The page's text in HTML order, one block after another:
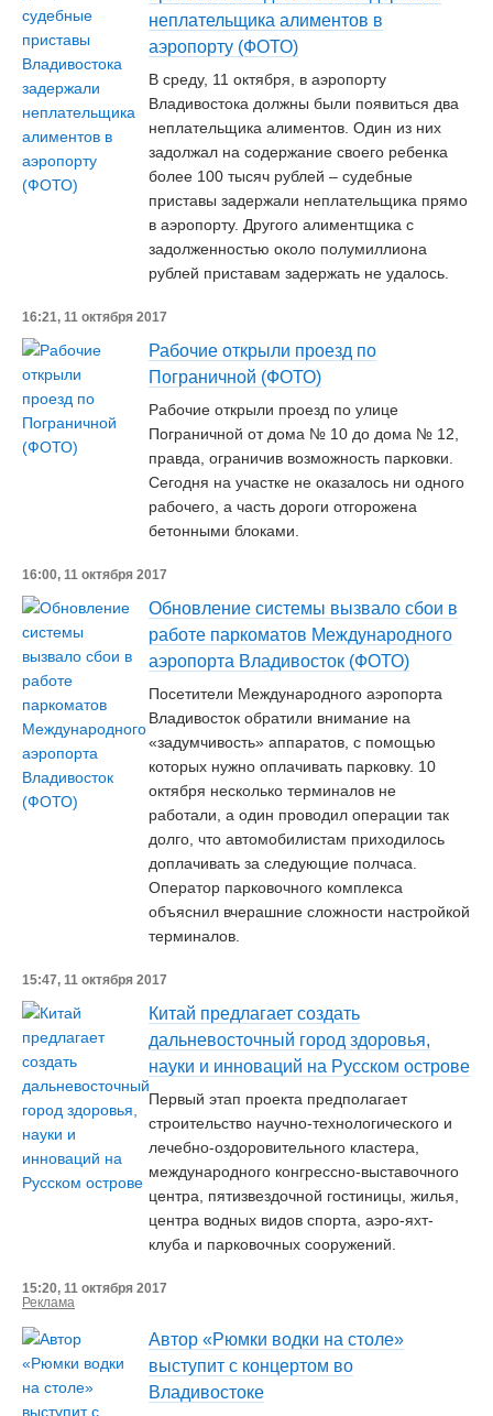
неплательщика алиментов в
аэропорту (ФОТО)
В среду, 11 октября, в аэропорту
Владивостока должны были появиться два
неплательщика алиментов. Один из них
задолжал на содержание своего ребенка
более 100 тысяч рублей – судебные
приставы задержали неплательщика прямо
в аэропорту. Другого алиментщика с
задолженностью около полумиллиона
рублей приставам задержать не удалось.
16:21, 11 октября 2017
Рабочие открыли проезд по
Пограничной (ФОТО)
Рабочие открыли проезд по улице
Пограничной от дома № 10 до дома № 12,
правда, ограничив возможность парковки.
Сегодня на участке не оказалось ни одного
рабочего, а часть дороги отгорожена
бетонными блоками.
16:00, 11 октября 2017
Обновление системы вызвало сбои в
работе паркоматов Международного
аэропорта Владивосток (ФОТО)
Посетители Международного аэропорта
Владивосток обратили внимание на
«задумчивость» аппаратов, с помощью
которых нужно оплачивать парковку. 10
октября несколько терминалов не
работали, а один проводил операции так
долго, что автомобилистам приходилось
доплачивать за следующие полчаса.
Оператор парковочного комплекса
объяснил вчерашние сложности настройкой
терминалов.
15:47, 11 октября 2017
Китай предлагает создать
дальневосточный город здоровья,
науки и инноваций на Русском острове
Первый этап проекта предполагает
строительство научно-технологического и
лечебно-оздоровительного кластера,
международного конгрессно-выставочного
центра, пятизвездочной гостиницы, жилья,
центра водных видов спорта, аэро-яхт-
клуба и парковочных сооружений.
15:20, 11 октября 2017
Реклама
Автор «Рюмки водки на столе»
выступит с концертом во
Владивостоке